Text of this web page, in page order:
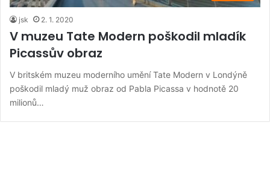
jsk 2. 1. 2020
V muzeu Tate Modern poškodil mladík
Picassův obraz
V britském muzeu moderního umění Tate Modern v Londýně
poškodil mladý muž obraz od Pabla Picassa v hodnotě 20
milionů…